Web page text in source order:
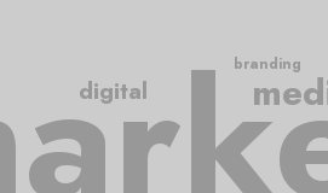
digital
branding